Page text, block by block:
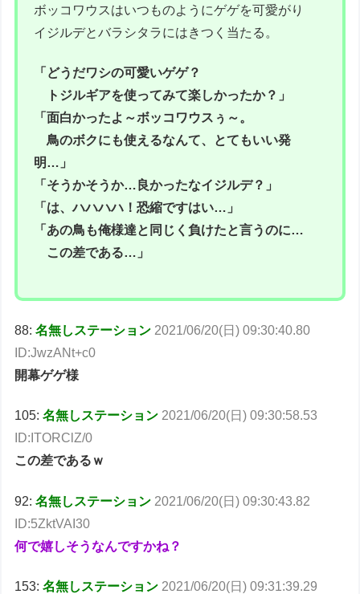
ボッコワウスはいつものようにゲゲを可愛がり
イジルデとバラシタラにはきつく当たる。
「どうだワシの可愛いゲゲ？
トジルギアを使ってみて楽しかったか？」
「面白かったよ～ボッコワウスぅ～。
鳥のボクにも使えるなんて、とてもいい発
明…」
「そうかそうか…良かったなイジルデ？」
「は、ハハハハ！恐縮ですはい…」
「あの鳥も俺様達と同じく負けたと言うのに…
この差である…」
88:名無しステーション 2021/06/20(日) 09:30:40.80
ID:JwzANt+c0
開幕ゲゲ様
105:名無しステーション 2021/06/20(日) 09:30:58.53
ID:ITORClZ/0
この差であるｗ
92:名無しステーション 2021/06/20(日) 09:30:43.82
ID:5ZktVAI30
何で嬉しそうなんですかね？
153:名無しステーション 2021/06/20(日) 09:31:39.29